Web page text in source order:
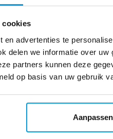
cookies
en advertenties te
delen we informatie over
partners kunnen deze
op basis van uw gebruik
Aanpassen
met het
sfeervol en
van
ook mensen aan
namelijk
uitdaging met
blijven zij op het
rondom
Verzamel sponsoren,